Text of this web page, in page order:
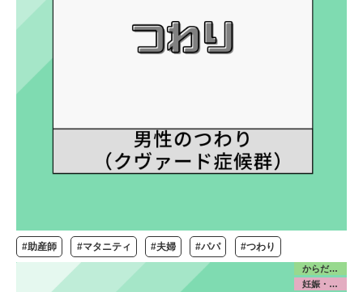
#助産師 #マタニティ #夫婦 #パパ #つわり
からだ／産前産後
妊娠・出産